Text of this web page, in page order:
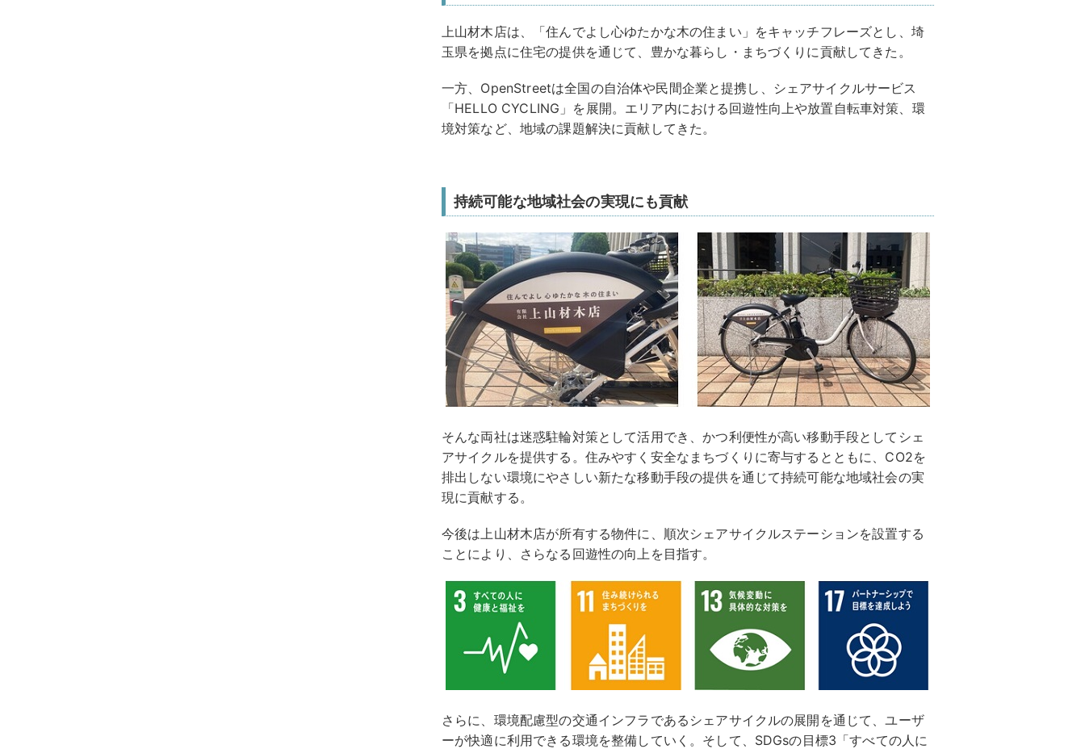
上山材木店は、「住んでよし心ゆたかな木の住まい」をキャッチフレーズとし、埼
玉県を拠点に住宅の提供を通じて、豊かな暮らし・まちづくりに貢献してきた。
一方、OpenStreetは全国の自治体や民間企業と提携し、シェアサイクルサービス
「HELLO CYCLING」を展開。エリア内における回遊性向上や放置自転車対策、環
境対策など、地域の課題解決に貢献してきた。
持続可能な地域社会の実現にも貢献
そんな両社は迷惑駐輪対策として活用でき、かつ利便性が高い移動手段としてシェ
アサイクルを提供する。住みやすく安全なまちづくりに寄与するとともに、CO2を
排出しない環境にやさしい新たな移動手段の提供を通じて持続可能な地域社会の実
現に貢献する。
今後は上山材木店が所有する物件に、順次シェアサイクルステーションを設置する
ことにより、さらなる回遊性の向上を目指す。
さらに、環境配慮型の交通インフラであるシェアサイクルの展開を通じて、ユーザ
ーが快適に利用できる環境を整備していく。そして、SDGsの目標3「すべての人に